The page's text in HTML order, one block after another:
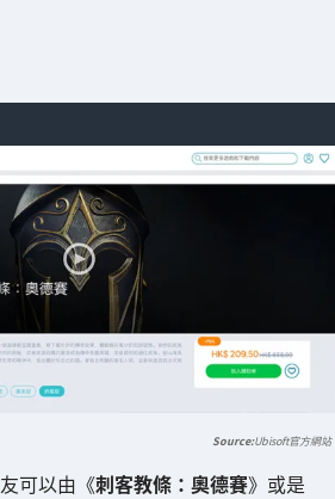
Ubisoft官方網站
可以由《刺客教條：奧德賽》或是